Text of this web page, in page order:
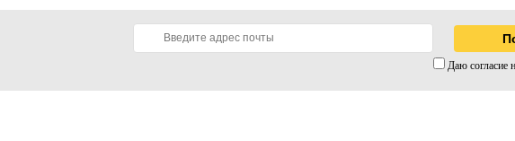
Даю согласие